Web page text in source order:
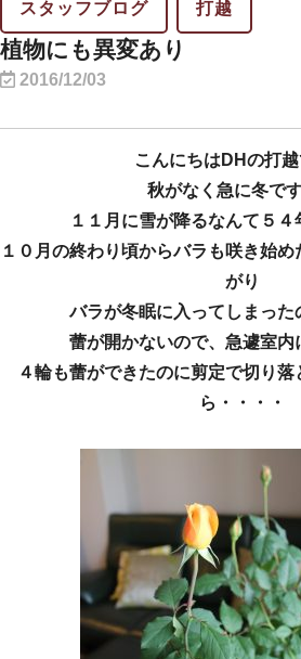
スタッフブログ 打越
植物にも異変あり
2016/12/03
こんにちはDHの打越
秋がなく急に冬です
１１月に雪が降るなんて５４
１０月の終わり頃からバラも咲き始
がり
バラが冬眠に入ってしまった
蕾が開かないので、急遽室内
４輪も蕾ができたのに剪定で切り
ら・・・・